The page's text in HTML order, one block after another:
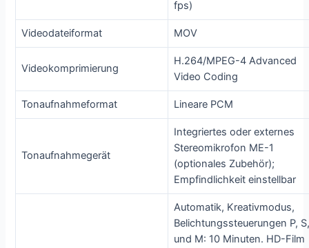
fps)
Videodateiformat MOV
Videokomprimierung
H.264/MPEG-4 Advanced
Video Coding
Tonaufnahmeformat Lineare PCM
Tonaufnahmegerät
Integriertes oder externes
Stereomikrofon ME-1
(optionales Zubehör);
Empfindlichkeit einstellbar
Automatik, Kreativmodus,
Belichtungssteuerungen P,
und M: 10 Minuten. HD-Film